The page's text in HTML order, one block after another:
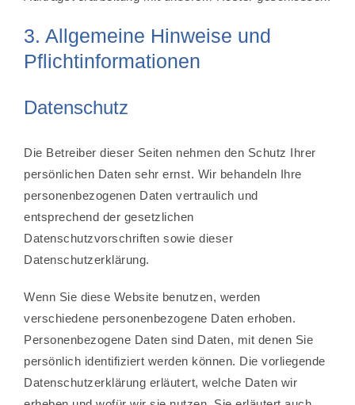
3. Allgemeine Hinweise und
Pflichtinformationen
Datenschutz
Die Betreiber dieser Seiten nehmen den Schutz Ihrer
persönlichen Daten sehr ernst. Wir behandeln Ihre
personenbezogenen Daten vertraulich und
entsprechend der gesetzlichen
Datenschutzvorschriften sowie dieser
Datenschutzerklärung.
Wenn Sie diese Website benutzen, werden
verschiedene personenbezogene Daten erhoben.
Personenbezogene Daten sind Daten, mit denen Sie
persönlich identifiziert werden können. Die vorliegende
Datenschutzerklärung erläutert, welche Daten wir